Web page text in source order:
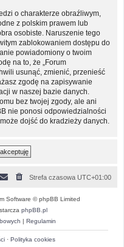
o charakterze obraźliwym,
z polskim prawem lub
osobiste. Naruszenie tego
zablokowaniem dostępu do
powiadomiony o twoim
na to, że „Forum
usunąć, zmienić, przenieść
zgodę na zapisywanie
w naszej bazie danych.
bez twojej zgody, ale ani
nie ponosi odpowiedzialności
dojść do kradzieży danych.
Strefa czasowa UTC+01:00
Software © phpBB Limited
phpBB.pl
| Regulamin
· Polityka cookies